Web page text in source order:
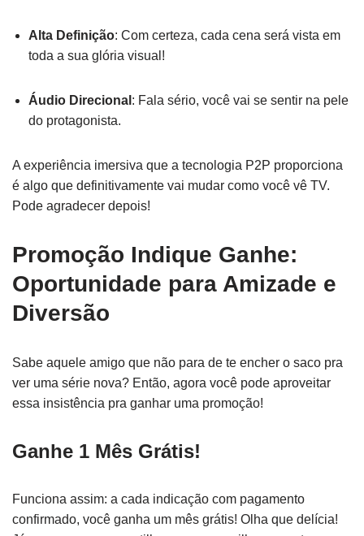
Alta Definição: Com certeza, cada cena será vista em
toda a sua glória visual!
Áudio Direcional : Fala sério, você vai se sentir na pele
do protagonista.
A experiência imersiva que a tecnologia P2P proporciona
é algo que definitivamente vai mudar como você vê TV.
Pode agradecer depois!
Promoção Indique Ganhe:
Oportunidade para Amizade e
Diversão
Sabe aquele amigo que não para de te encher o saco pra
ver uma série nova? Então, agora você pode aproveitar
essa insistência pra ganhar uma promoção!
Ganhe 1 Mês Grátis!
Funciona assim: a cada indicação com pagamento
confirmado, você ganha um mês grátis! Olha que delícia!